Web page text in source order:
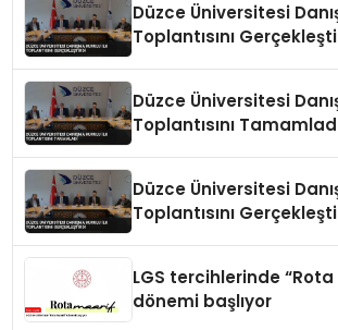
Düzce Üniversitesi
Toplantısını
Düzce Üniversitesi
Toplantısını
Düzce Üniversitesi
Toplantısını
LGS tercihlerinde
dönemi başlıyor